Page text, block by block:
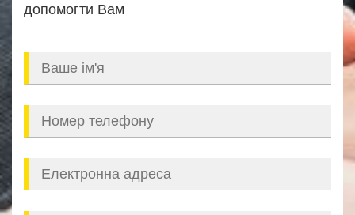
допомогти Вам